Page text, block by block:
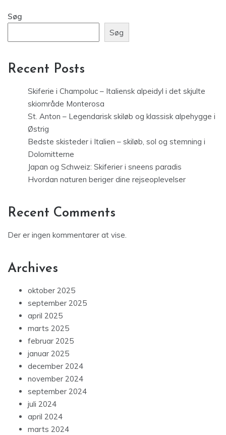
Søg
Søg
Recent Posts
Skiferie i Champoluc – Italiensk alpeidyl i det skjulte
skiområde Monterosa
St. Anton – Legendarisk skiløb og klassisk alpehygge i
Østrig
Bedste skisteder i Italien – skiløb, sol og stemning i
Dolomitterne
Japan og Schweiz: Skiferier i sneens paradis
Hvordan naturen beriger dine rejseoplevelser
Recent Comments
Der er ingen kommentarer at vise.
Archives
oktober 2025
september 2025
april 2025
marts 2025
februar 2025
januar 2025
december 2024
november 2024
september 2024
juli 2024
april 2024
marts 2024